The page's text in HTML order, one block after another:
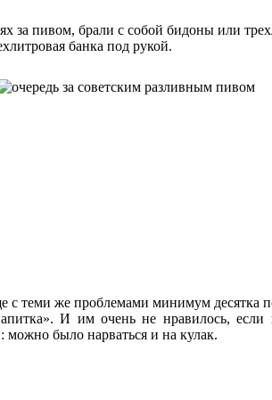
за пивом, брали с собой бидоны или
банка под рукой.
с теми же проблемами минимум десятка
И им очень не нравилось, если
было нарваться и на кулак.